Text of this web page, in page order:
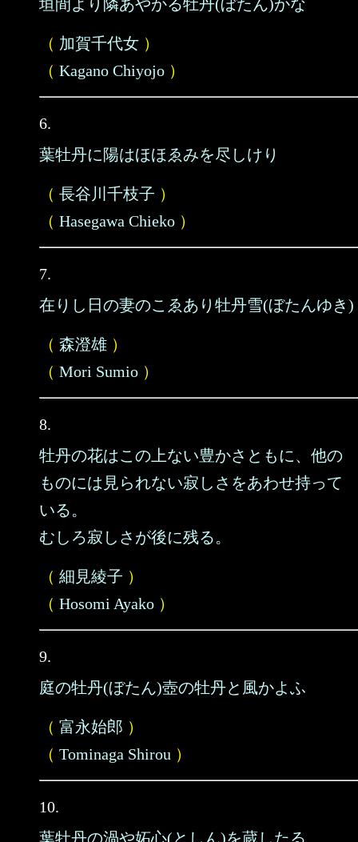
垣間より隣あやかる牡丹(ぼたん)かな
（ 加賀千代女 ）
（ Kagano Chiyojo ）
6.
葉牡丹に陽はほほゑみを尽しけり
（ 長谷川千枝子 ）
（ Hasegawa Chieko ）
7.
在りし日の妻のこゑあり牡丹雪(ぼたんゆき)
（ 森澄雄 ）
（ Mori Sumio ）
8.
牡丹の花はこの上ない豊かさともに、他の
ものには見られない寂しさをあわせ持って
いる。
むしろ寂しさが後に残る。
（ 細見綾子 ）
（ Hosomi Ayako ）
9.
庭の牡丹(ぼたん)壺の牡丹と風かよふ
（ 富永始郎 ）
（ Tominaga Shirou ）
10.
葉牡丹の渦や妬心(としん)を蔵したる